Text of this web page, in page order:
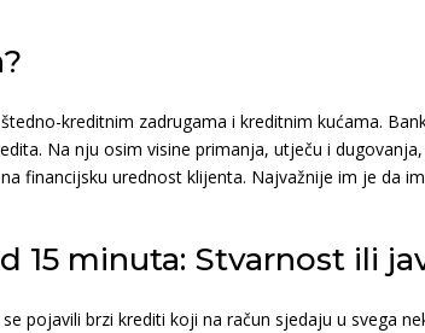
kreditnim zadrugama i kreditnim kućama.
Na nju osim visine primanja, utječu i
financijsku urednost klijenta. Najvažnije im je da
15 minuta: Stvarnost ili
pojavili brzi krediti koji na račun sjedaju u svega